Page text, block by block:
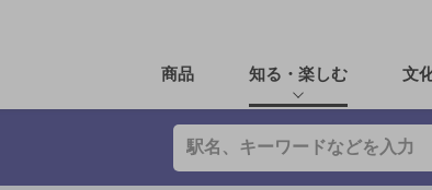
商品 知る・楽しむ 文